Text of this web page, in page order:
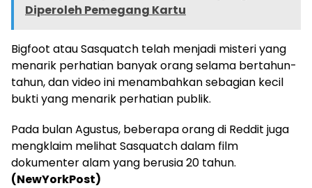
Diperoleh Pemegang Kartu
Bigfoot atau Sasquatch telah menjadi misteri yang
menarik perhatian banyak orang selama bertahun-
tahun, dan video ini menambahkan sebagian kecil
bukti yang menarik perhatian publik.
Pada bulan Agustus, beberapa orang di Reddit juga
mengklaim melihat Sasquatch dalam film
dokumenter alam yang berusia 20 tahun.
(NewYorkPost)